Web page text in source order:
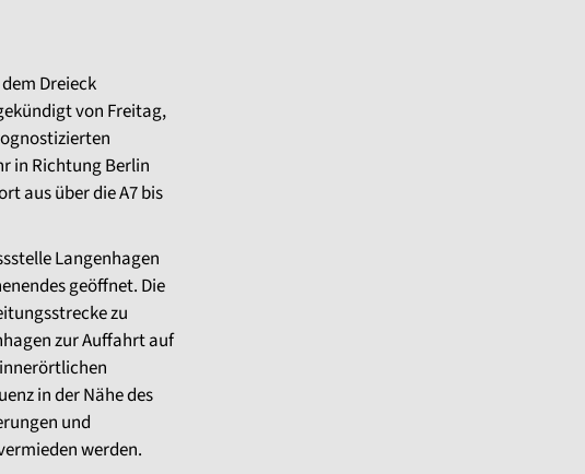
Dreieck
von Freitag,
in Richtung Berlin
aus über die A7 bis
Langenhagen
geöffnet. Die
zu
zur Auffahrt auf
in der Nähe des
und
werden.